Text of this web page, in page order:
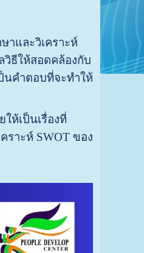
าและวิเคราะห์
วิธีให้สอดคล้องกับ
ป็นคำตอบที่จะทำให้
ห้เป็นเรื่องที่
ราะห์ SWOT ของ